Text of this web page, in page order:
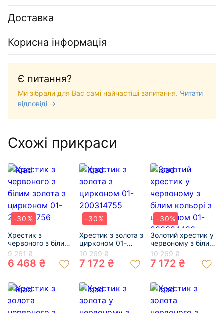
Доставка
Корисна інформація
Є питання?
Ми зібрали для Вас самі найчастіші запитання. Читати
відповіді →
Схожі прикраси
-30%
Хрестик з
червоного з білим
золота з цирконом
01-200314756
9 261 ₴
6 468 ₴
-30%
Хрестик з золота з
цирконом 01-
200314755
10 269 ₴
7 172 ₴
-30%
Золотий хрестик у
червоному з білим
кольорі з
цирконом 01-
200324490
10 269 ₴
7 172 ₴